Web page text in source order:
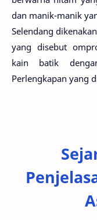
dan manik-manik
Selendang
yang disebut
kain batik
Perlengkapan yang